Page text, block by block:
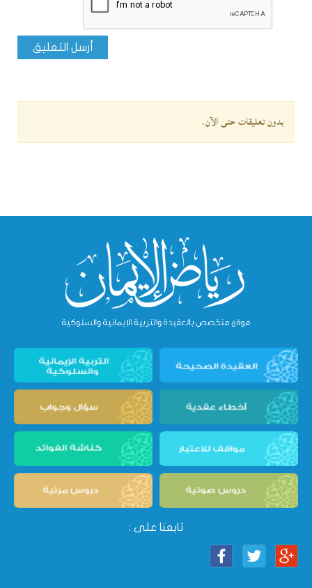
أرسل التعليق
بدون تعليقات حتى الآن.
تابعنا على :